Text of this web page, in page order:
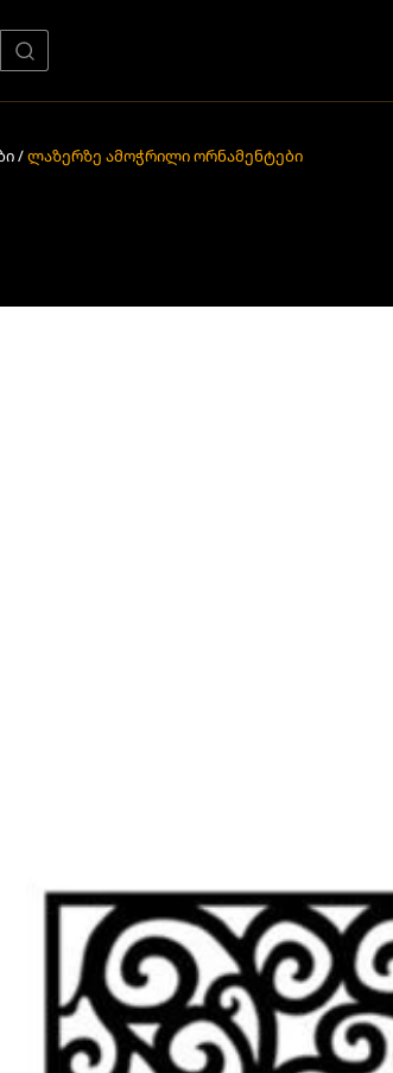
/ლაზერზე ამოჭრილი ორნამენტები